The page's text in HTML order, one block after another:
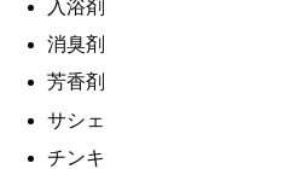
入浴剤
消臭剤
芳香剤
サシェ
チンキ